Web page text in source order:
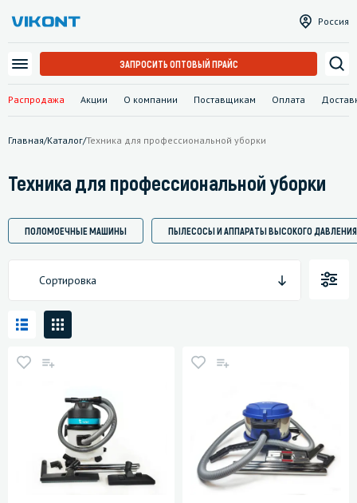
Распродажа Акции О компании Поставщикам Оплата
Россия
ЗАПРОСИТЬ ОПТОВЫЙ ПРАЙС
Главная/Каталог/Техника для профессиональной уборки
Техника для профессиональной уборки
ПОЛОМОЕЧНЫЕ МАШИНЫ ПЫЛЕСОСЫ И АППАРАТЫ ВЫСОКОГО ДАВЛЕНИЯ
Сортировка